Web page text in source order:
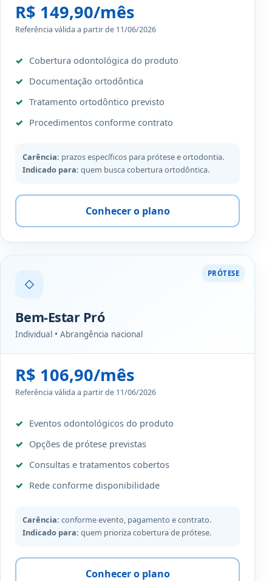
R$ 149,90/mês
Referência válida a partir de 11/06/2026
Cobertura odontológica do produto
Documentação ortodôntica
Tratamento ortodôntico previsto
Procedimentos conforme contrato
Carência: prazos específicos para prótese e ortodontia.
Indicado para: quem busca cobertura ortodôntica.
Conhecer o plano
PRÓTESE
◇
Bem-Estar Pró
Individual • Abrangência nacional
R$ 106,90/mês
Referência válida a partir de 11/06/2026
Eventos odontológicos do produto
Opções de prótese previstas
Consultas e tratamentos cobertos
Rede conforme disponibilidade
Carência: conforme evento, pagamento e contrato.
Indicado para: quem prioriza cobertura de prótese.
Conhecer o plano